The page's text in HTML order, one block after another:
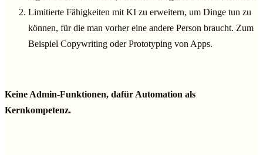
Limitierte Fähigkeiten mit KI zu erweitern, um Dinge tun zu
können, für die man vorher eine andere Person braucht. Zum
Beispiel Copywriting oder Prototyping von Apps.
Keine Admin-Funktionen, dafür Automation als
Kernkompetenz.